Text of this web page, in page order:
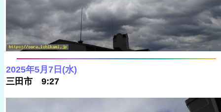
2025年5月7日(水)
三田市 9:27